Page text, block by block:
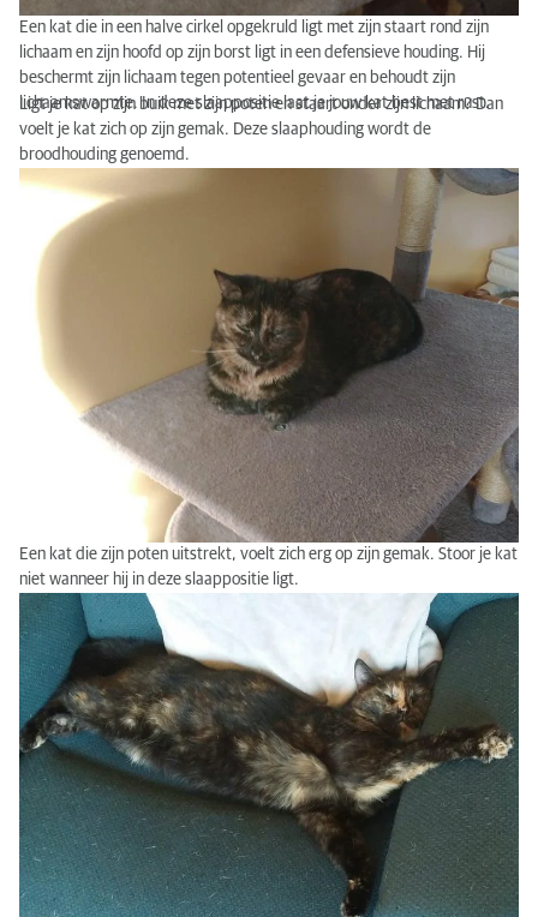
Een kat die in een halve cirkel opgekruld ligt met zijn staart rond zijn
lichaam en zijn hoofd op zijn borst ligt in een defensieve houding. Hij
beschermt zijn lichaam tegen potentieel gevaar en behoudt zijn
lichaamswarmte. In deze slaappositie laat je jouw kat best met rust.
Ligt je kat op zijn buik met zijn poten en staart onder zijn lichaam? Dan
voelt je kat zich op zijn gemak. Deze slaaphouding wordt de
broodhouding genoemd.
Een kat die zijn poten uitstrekt, voelt zich erg op zijn gemak. Stoor je kat
niet wanneer hij in deze slaappositie ligt.